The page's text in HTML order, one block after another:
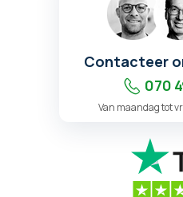
Contacteer
070
Van maandag tot